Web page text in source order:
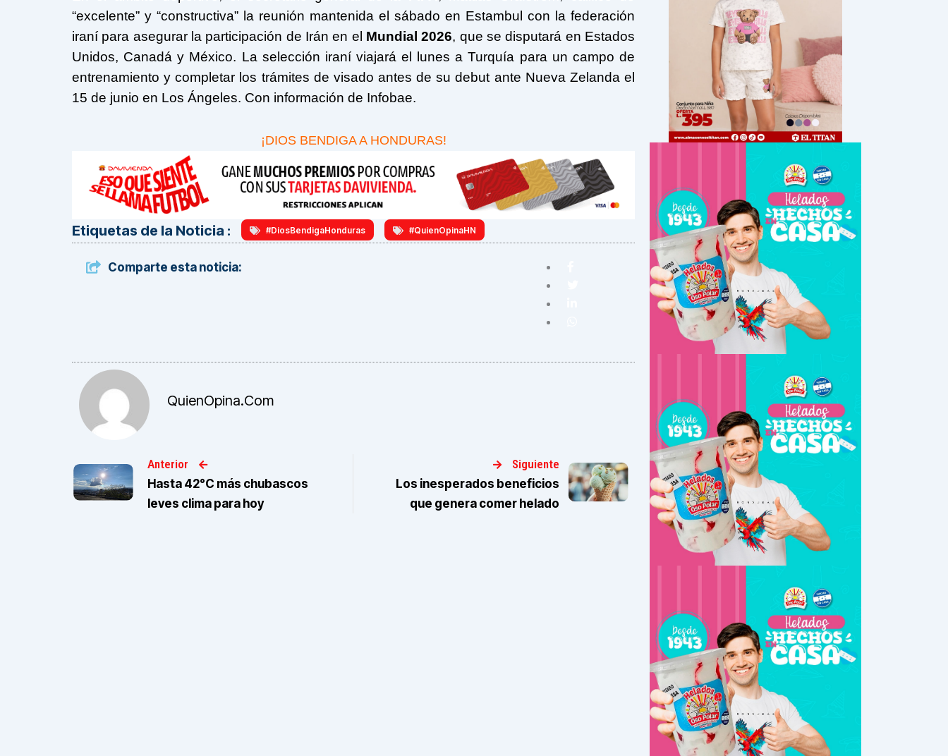
“excelente” y “constructiva” la reunión mantenida el sábado en Estambul con la federación
iraní para asegurar la participación de Irán en el Mundial 2026, que se disputará en Estados
Unidos, Canadá y México. La selección iraní viajará el lunes a Turquía para un campo de
entrenamiento y completar los trámites de visado antes de su debut ante Nueva Zelanda el
15 de junio en Los Ángeles. Con información de Infobae.
¡DIOS BENDIGA A HONDURAS!
Etiquetas de la Noticia : #DiosBendigaHonduras #QuienOpinaHN
Comparte esta noticia:
QuienOpina.com
Anterior
Hasta 42°C más chubascos
leves clima para hoy
Siguiente
Los inesperados beneficios
que genera comer helado